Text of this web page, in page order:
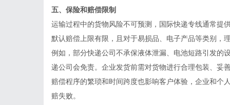
五、保险和赔偿限制
运输过程中的货物风险不可预测，国际快递专线通常提
默认赔偿上限有限，且对于易损品、电子产品等类别，
例如，部分快递公司不承保液体泄漏、电池短路引发的
递公司会免责。企业发货前需对货物进行合理包装、妥
赔偿程序的繁琐和时间跨度也影响客户体验，企业和个
赔失败。